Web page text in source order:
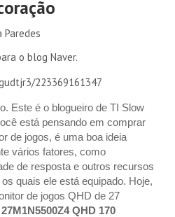
Paredes
o blog Naver.
223369161347
Este é o blogueiro de TI Slow
está pensando em comprar
de jogos, é uma boa ideia
vários fatores, como
de resposta e outros recursos
quais ele está equipado. Hoje,
de jogos QHD de 27
QHD 170